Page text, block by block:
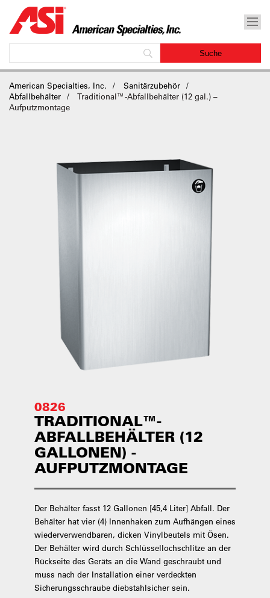
American Specialties, Inc.
Sanitärzubehör
Abfallbehälter
Traditional™-Abfallbehälter (12 gal.) –
Aufputzmontage
0826
TRADITIONAL™-
ABFALLBEHÄLTER (12
GALLONEN) -
AUFPUTZMONTAGE
Der Behälter fasst 12 Gallonen [45,4 Liter] Abfall. Der
Behälter hat vier (4) Innenhaken zum Aufhängen eines
wiederverwendbaren, dicken Vinylbeutels mit Ösen.
Der Behälter wird durch Schlüssellochschlitze an der
Rückseite des Geräts an die Wand geschraubt und
muss nach der Installation einer verdeckten
Sicherungsschraube diebstahlsicher sein.